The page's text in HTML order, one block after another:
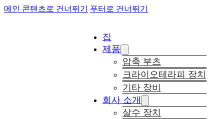
메인 콘텐츠로 건너뛰기 푸터로 건너뛰기
집
제품
압축 부츠
크라이오테라피 장치
기타 장비
회사 소개
살수 장치